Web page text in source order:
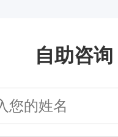
团队避免踩坑
争取策略 办理全流程与
咨询
析，在线咨询助你
自助咨询